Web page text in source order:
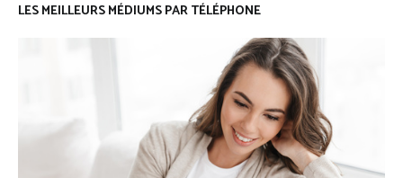
LES MEILLEURS MÉDIUMS PAR TÉLÉPHONE